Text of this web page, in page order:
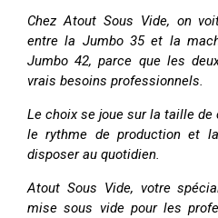
Chez Atout Sous Vide, on
entre la Jumbo 35 et la
Jumbo 42, parce que les
vrais besoins professionnels.
Le choix se joue sur la taille de
le rythme de production et
disposer au quotidien.
Atout Sous Vide, votre
mise sous vide pour les